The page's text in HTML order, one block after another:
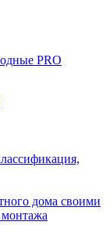
PRO
дома своими
монтажа